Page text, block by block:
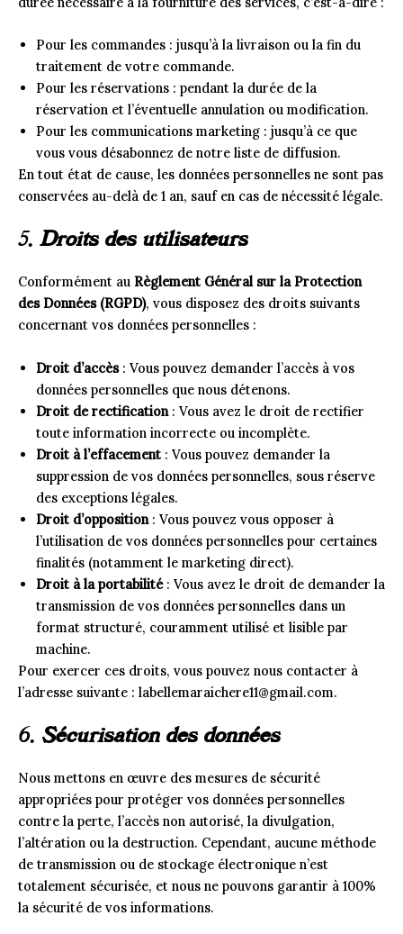
Pour les commandes : jusqu’à la livraison ou la fin du
traitement de votre commande.
Pour les réservations : pendant la durée de la
réservation et l’éventuelle annulation ou modification.
Pour les communications marketing : jusqu’à ce que
vous vous désabonnez de notre liste de diffusion.
En tout état de cause, les données personnelles ne sont pas
conservées au-delà de 1 an, sauf en cas de nécessité légale.
5. Droits des utilisateurs
Conformément au Règlement Général sur la Protection
des Données (RGPD), vous disposez des droits suivants
concernant vos données personnelles :
Droit d’accès: Vous pouvez demander l’accès à vos
données personnelles que nous détenons.
Droit de rectification: Vous avez le droit de rectifier
toute information incorrecte ou incomplète.
Droit à l’effacement : Vous pouvez demander la
suppression de vos données personnelles, sous réserve
des exceptions légales.
Droit d’opposition: Vous pouvez vous opposer à
l’utilisation de vos données personnelles pour certaines
finalités (notamment le marketing direct).
Droit à la portabilité: Vous avez le droit de demander la
transmission de vos données personnelles dans un
format structuré, couramment utilisé et lisible par
machine.
Pour exercer ces droits, vous pouvez nous contacter à
l’adresse suivante : labellemaraichere11@gmail.com.
6. Sécurisation des données
Nous mettons en œuvre des mesures de sécurité
appropriées pour protéger vos données personnelles
contre la perte, l’accès non autorisé, la divulgation,
l’altération ou la destruction. Cependant, aucune méthode
de transmission ou de stockage électronique n’est
totalement sécurisée, et nous ne pouvons garantir à 100%
la sécurité de vos informations.